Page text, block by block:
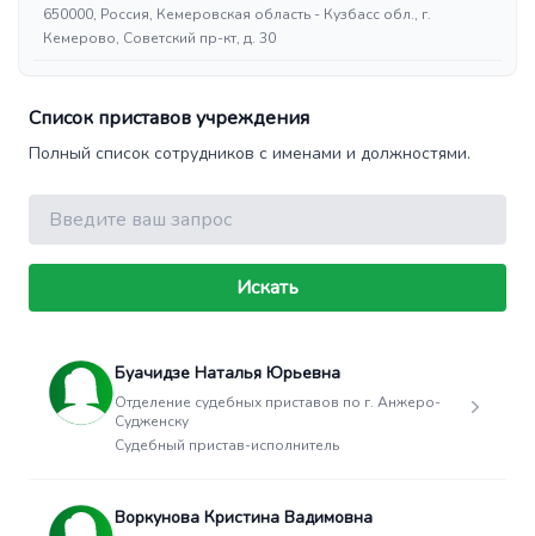
650000, Россия, Кемеровская область - Кузбасс обл., г.
Кемерово, Советский пр-кт, д. 30
Список приставов учреждения
Полный список сотрудников с именами и должностями.
Поиск
Искать
Буачидзе Наталья Юрьевна
Отделение судебных приставов по г. Анжеро-
Судженску
Судебный пристав-исполнитель
Воркунова Кристина Вадимовна